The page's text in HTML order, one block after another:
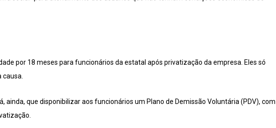
por 18 meses para funcionários da estatal após privatização da empresa. Eles só
ainda, que disponibilizar aos funcionários um Plano de Demissão Voluntária (PDV), com